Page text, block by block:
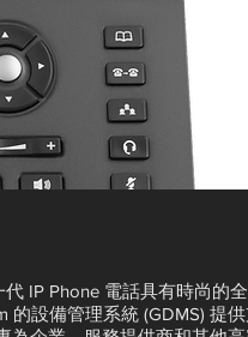
IP Phone 電話具有時尚的
設備管理系統 (GDMS) 提